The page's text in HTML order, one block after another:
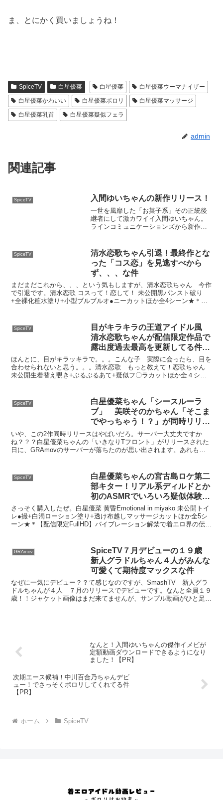
ま、とにかく買いましょうね！
SpiceTV 白星優菜 白星優菜
白星優菜ウーマナイザー
白星優菜かわいい
白星優菜ポロリ
白星優菜マッサージ
白星優菜乳首
白星優菜疑似フェラ
admin
関連記事
SpiceTV 入間ゆいちゃんの新作リリース！
一世を風靡した「お菓子系」その正統後
継者にして激カワイイ入間ゆいちゃん。
ラインコミュニケーションズから新作き
販売↓ ↓アイドルワン 入間ゆい 初恋宣言
これで入間ゆい...
SpiceTV
清水恋歌ちゃん引退！最終作とな
った「コス恋」を見逃すべから
ず、、、な件
まだまだこれから、、、という気もしますが、清水恋歌ちゃん 今作
で引退です。清水恋歌 コスって！恋して！ 未公開黒パンスト破り
+全裸化粧水塗り+小型ブルブルオ●ニーカットほか全4シーン★＊
SpiceTV
目がキラキラの王道アイドル風
清水恋歌ちゃんが配信限定作品で
露出度過去最高を更新してる件
【PR】
ほんとに、目がキラッキラで。。。こんな子 実際に会ったら、目を
合わせられないと思う。。。清水恋歌 もっと教えて！恋歌ちゃん
未公開生着替え覗き+ぶるぶるあて+疑似フ〇ラカットほか全４シー
SpiceTV
白星優菜ちゃん「シースルーラ
ブ」 美咲そのかちゃん「そこま
でやっちゃう！？」が同時リリー
スで、12/18が「スパイスの日」
になりそうな件
いや、この2作同時リリースはやばいだろ。サーバー大丈夫ですか
ね？？？白星優菜ちゃんの「いきなりTフロント」がリリースされた
日に、GRAmovのサーバーが落ちたのが思い出されます。あれも今
SpiceTV
白星優菜ちゃんの宮古島ロケ第二
部キター！リアル系ディルドとか
初のASMRでいろいろ疑似体験で
きちゃう件
さっそく購入したぜ。白星優菜 黄昏Emotional in miyako 未公開トイ
レ●撮+白濁ローション塗り+透け布越しマッサージカットほか全5シ
ーン★＊【配信限定FullHD】バイブレーション解禁で着エロ界の伝説
GRAmov
SpiceTV７月デビューの１９歳
新人グラドルちゃん４人がみんな
可愛くて期待度マックスな件
なぜに一気にデビュー？？て感じなのですが、SmashTV 新人グラ
ドルちゃんが４人 ７月のリリースでデビューです。なんと全員１９
歳！！ジャケット画像はまだ来てませんが、サンプル動画がひと足さ
なんと！入間ゆいちゃんの傑作イメビが
定額動画ダウンロードできるようになり
ました！【PR】
次期エース候補！中川百合乃ちゃんデビ
ュー！でさっそくポロリしてくれてる件
【PR】
ホーム SpiceTV